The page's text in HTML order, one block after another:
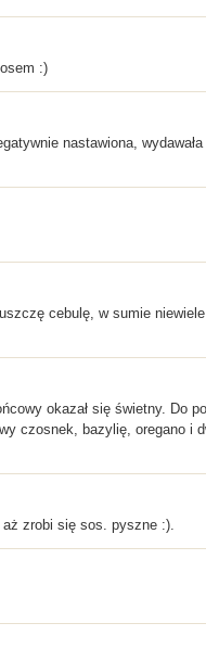
:)
nastawiona,
cebulę, w sumie
okazał się świetny. Do
czosnek, bazylię, oregano i
zrobi się sos. pyszne :).